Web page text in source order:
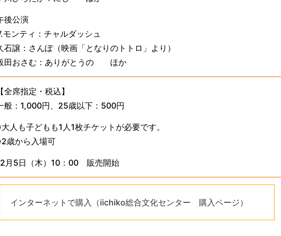
後公演
モンティ：チャルダッシュ
石譲：さんぽ（映画「となりのトトロ」より）
田おさむ：ありがとうの ほか
【全席指定・税込】
般：1,000円、25歳以下：500円
人も子どもも1人1枚チケットが必要です。
歳から入場可
月5日（木）10：00 販売開始
インターネットで購入（iichiko総合文化センター 購入ページ）